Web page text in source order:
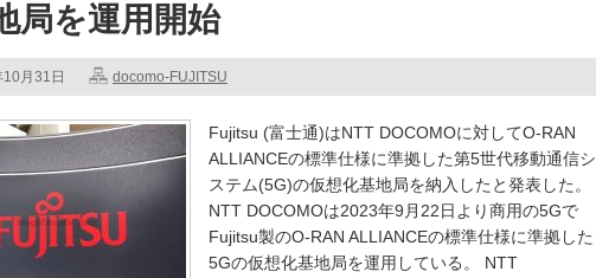
局を運用開始
月31日 docomo-FUJITSU
Fujitsu (富士通)はNTT DOCOMOに対してO-RAN
ALLIANCEの標準仕様に準拠した第5世代移動通信シ
ステム(5G)の仮想化基地局を納入したと発表した。
NTT DOCOMOは2023年9月22日より商用の5Gで
Fujitsu製のO-RAN ALLIANCEの標準仕様に準拠した
5Gの仮想化基地局を運用している。 NTT